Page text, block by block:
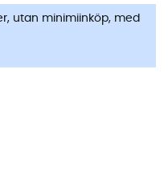
utan minimiinköp, med
optimal stabilisering av
även på de mest
kanaler och
kan andas fritt.
% merinoull - 17 %
elastan